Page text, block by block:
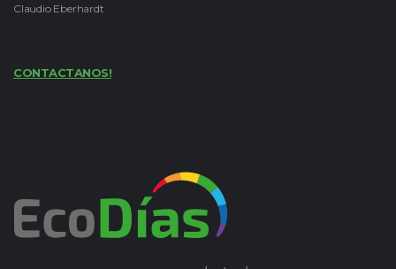
Claudio Eberhardt
CONTACTANOS!